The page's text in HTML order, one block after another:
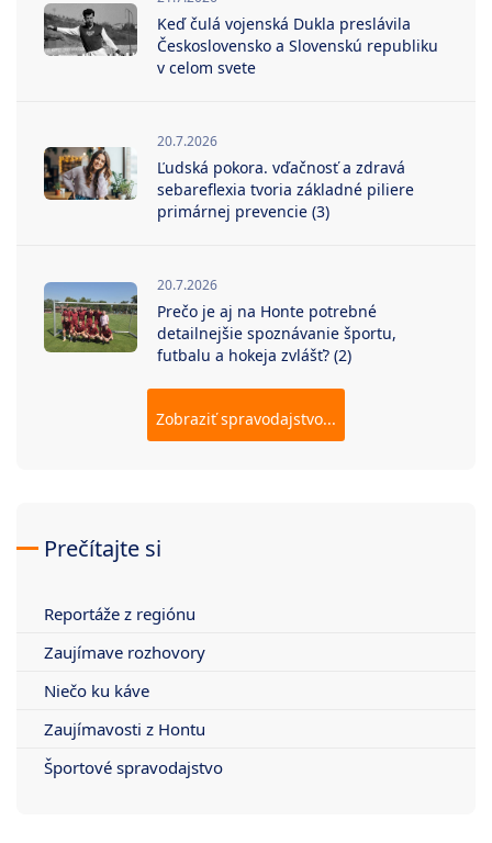
Keď čulá vojenská Dukla preslávila
Československo a Slovenskú republiku
v celom svete
20.7.2026
Ľudská pokora. vďačnosť a zdravá
sebareflexia tvoria základné piliere
primárnej prevencie (3)
20.7.2026
Prečo je aj na Honte potrebné
detailnejšie spoznávanie športu,
futbalu a hokeja zvlášť? (2)
Zobraziť spravodajstvo...
Prečítajte si
Reportáže z regiónu
Zaujímave rozhovory
Niečo ku káve
Zaujímavosti z Hontu
Športové spravodajstvo